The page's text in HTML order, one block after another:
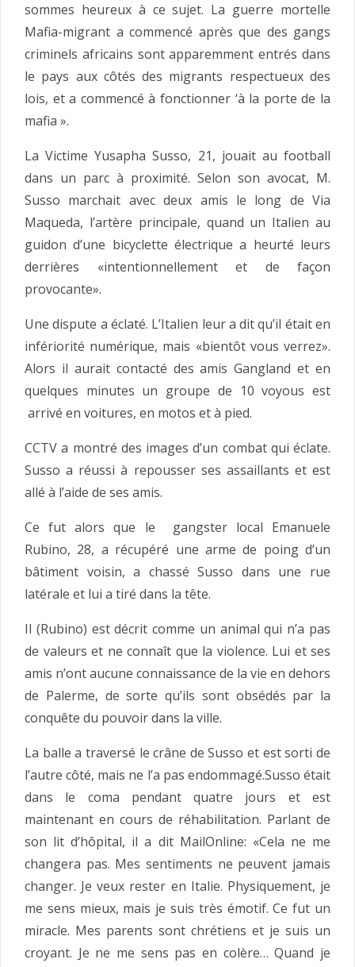
sommes heureux à ce sujet. La guerre mortelle
Mafia-migrant a commencé après que des gangs
criminels africains sont apparemment entrés dans
le pays aux côtés des migrants respectueux des
lois, et a commencé à fonctionner ‘à la porte de la
mafia ».
La Victime Yusapha Susso, 21, jouait au football
dans un parc à proximité. Selon son avocat, M.
Susso marchait avec deux amis le long de Via
Maqueda, l’artère principale, quand un Italien au
guidon d’une bicyclette électrique a heurté leurs
derrières «intentionnellement et de façon
provocante».
Une dispute a éclaté. L’Italien leur a dit qu’il était en
infériorité numérique, mais «bientôt vous verrez».
Alors il aurait contacté des amis Gangland et en
quelques minutes un groupe de 10 voyous est
arrivé en voitures, en motos et à pied.
CCTV a montré des images d’un combat qui éclate.
Susso a réussi à repousser ses assaillants et est
allé à l’aide de ses amis.
Ce fut alors que le gangster local Emanuele
Rubino, 28, a récupéré une arme de poing d’un
bâtiment voisin, a chassé Susso dans une rue
latérale et lui a tiré dans la tête.
Il (Rubino) est décrit comme un animal qui n’a pas
de valeurs et ne connaît que la violence. Lui et ses
amis n’ont aucune connaissance de la vie en dehors
de Palerme, de sorte qu’ils sont obsédés par la
conquête du pouvoir dans la ville.
La balle a traversé le crâne de Susso et est sorti de
l’autre côté, mais ne l’a pas endommagé.Susso était
dans le coma pendant quatre jours et est
maintenant en cours de réhabilitation. Parlant de
son lit d’hôpital, il a dit MailOnline: «Cela ne me
changera pas. Mes sentiments ne peuvent jamais
changer. Je veux rester en Italie. Physiquement, je
me sens mieux, mais je suis très émotif. Ce fut un
miracle. Mes parents sont chrétiens et je suis un
croyant. Je ne me sens pas en colère… Quand je